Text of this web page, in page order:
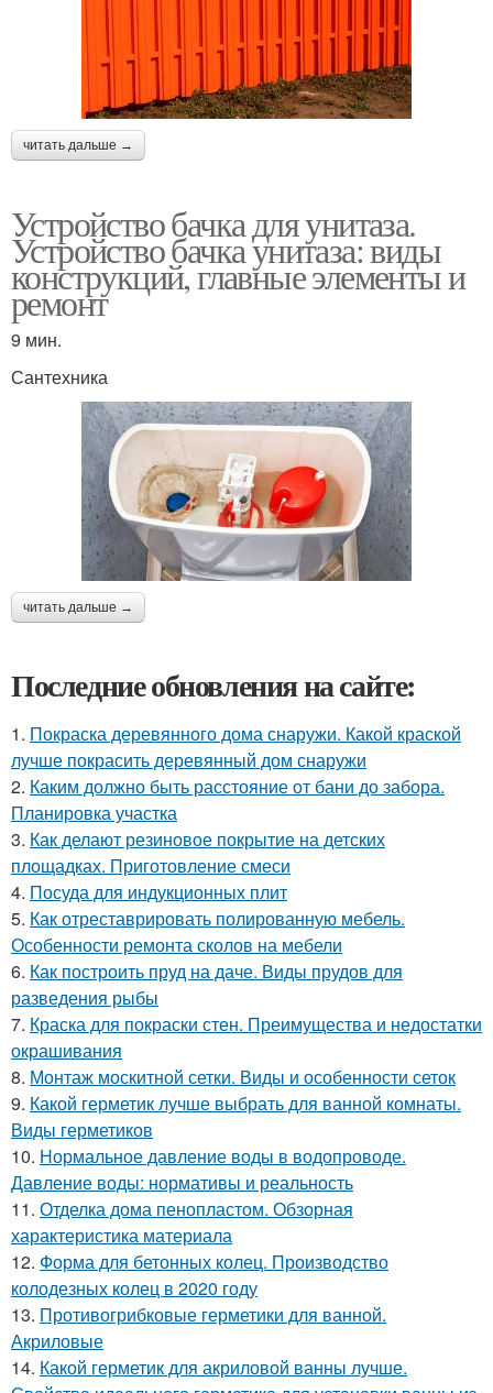
читать дальше →
Устройство бачка для унитаза.
Устройство бачка унитаза: виды
конструкций, главные элементы и
ремонт
9 мин.
Сантехника
читать дальше →
Последние обновления на сайте:
1. Покраска деревянного дома снаружи. Какой краской
лучше покрасить деревянный дом снаружи
2. Каким должно быть расстояние от бани до забора.
Планировка участка
3. Как делают резиновое покрытие на детских
площадках. Приготовление смеси
4. Посуда для индукционных плит
5. Как отреставрировать полированную мебель.
Особенности ремонта сколов на мебели
6. Как построить пруд на даче. Виды прудов для
разведения рыбы
7. Краска для покраски стен. Преимущества и недостатки
окрашивания
8. Монтаж москитной сетки. Виды и особенности сеток
9. Какой герметик лучше выбрать для ванной комнаты.
Виды герметиков
10. Нормальное давление воды в водопроводе.
Давление воды: нормативы и реальность
11. Отделка дома пенопластом. Обзорная
характеристика материала
12. Форма для бетонных колец. Производство
колодезных колец в 2020 году
13. Противогрибковые герметики для ванной.
Акриловые
14. Какой герметик для акриловой ванны лучше.